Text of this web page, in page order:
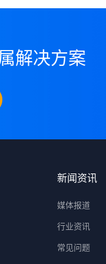
解决方案
新闻资讯
媒体报道
行业资讯
常见问题